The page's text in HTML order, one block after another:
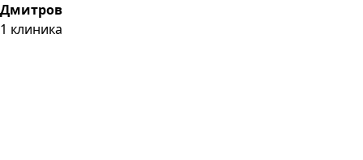
Дмитров
1 клиника